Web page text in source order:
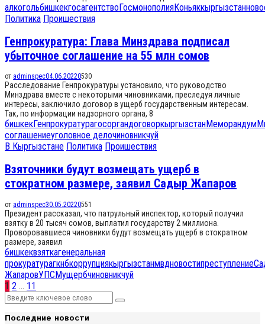
алкогольбишкекгосагентствоГосмонополияКоньяккыргызстан
Политика Проишествия
Генпрокуратура: Глава Минздрава подписал
убыточное соглашение на 55 млн сомов
от adminspec04.06.20220530
Расследование Генпрокуратуры установило, что руководство
Минздрава вместе с некоторыми чиновниками, преследуя личные
интересы, заключило договор в ущерб государственным интересам.
Так, по информации надзорного органа, 8
бишкекГенпрокуратурагосоргандоговоркыргызстанМеморандум
соглашениеуголовное делочиновникчуй
В Кыргызстане Политика Проишествия
Взяточники будут возмещать ущерб в
стократном размере, заявил Садыр Жапаров
от adminspec30.05.20220551
Президент рассказал, что патрульный инспектор, который получил
взятку в 20 тысяч сомов, выплатил государству 2 миллиона.
Проворовавшиеся чиновники будут возмещать ущерб в стократном
размере, заявил
бишкеквзяткагенеральная
прокуратурагкнбкоррупциякыргызстанмвдновостипреступление
ЖапаровУПСМущербчиновникчуй
Навигация
по
записям
1 2 … 11
Search
for:
Search
Последние новости